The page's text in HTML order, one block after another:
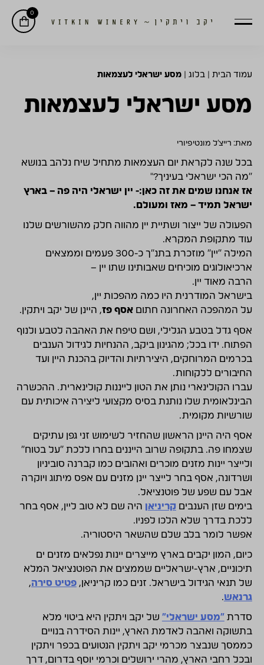
0
עמוד הבית |בלוג |מסע ישראלי לעצמאות
מסע ישראלי לעצמאות
מאת: רייצ'ל מונטיפיורי
בכל שנה לקראת יום העצמאות מתחיל שיח נלהב בנושא
"מה הכי ישראלי בעיניך?"
אז אנחנו שמים את זה כאן:- יין ישראלי היה פה – בארץ
ישראל תמיד – מאז ומעולם.
הפעולה של ייצור ושתיית יין מהווה חלק מהשורשים שלנו
עוד מתקופת המקרא.
המילה "יין" מוזכרת בתנ"ך כ-300 פעמים וממצאים
ארכיאולוגים מוכיחים שאבותינו שתו יין –
הרבה מאוד יין.
בישראל המודרנית היו כמה מהפכות יין,
על המהפכה האחרונה חתוםאסף פז, היינן של יקב ויתקין.
אסף גדל בטבע הגלילי, ושם טיפח את האהבה לטבע ולנוף
הפתוח. ידו בכל; מהגינון ביקב, ההנחיות לגידול הענבים
בכרמים המרוחקים, היצירתיות והדיוק בהכנת היין ועד
החיבורים ללקוחות.
עברו הקולינארי נותן את הטון לייננות קולינארית. ההכשרה
הבינלאומית שלו נותנת בסיס מקצועי ליצירה איכותית עם
שורשיות מקומית.
אסף היה היינן הראשון שהחזיר לשימוש זני גפן עתיקים
שצמחו פה. בתקופה שרוב הייננים בחרו ללכת "על בטוח"
ולייצר יינות מזנים מוכרים ואהובים כמו קברנה סוביניון
ושרדונה, אסף בחר לייצר יינן מזנים עם אפס מיתוג ויוקרה
אבל עם שפע של פוטנציאל.
בימים שזן הענבים קריניאן היה שם לא טוב ליין, אסף בחר
ללכת בדרך שלא הלכו לפניו.
אפשר לומר בלב שלם שהשאר היסטוריה.
כיום, המון יקבים בארץ מייצרים יינות נפלאים מזנים ים
תיכוניים, ארץ-ישראליים שממצים את הפוטנציאל המלא
של תנאי הגידול בישראל. זנים כמו קריניאן,פטיט סירה,
גרנאש.
סדרת "מסע ישראלי" של יקב ויתקין היא ביטוי מלא
בתשוקה ואהבה לאדמת הארץ, יינות הסידרה בנויים
כממסך שנבצר מכרמי יקב ויתקין הנטועים בכפר ויתקין
ובכל רחבי הארץ, מהרי ירושלים וכרמי יוסף בדרום, דרך